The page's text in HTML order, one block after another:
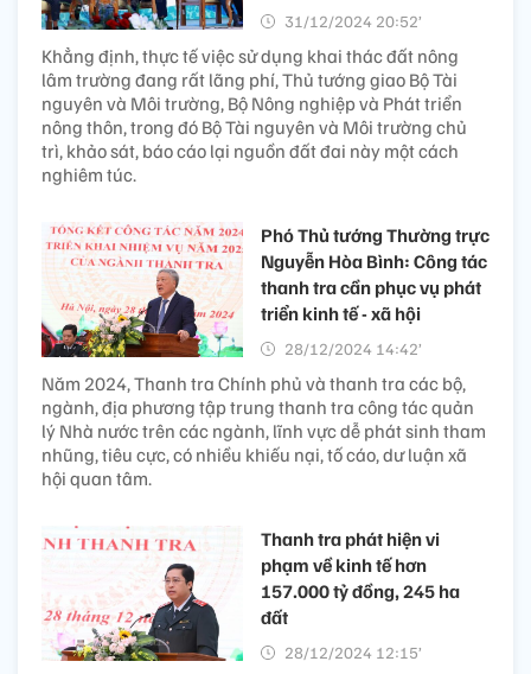
31/12/2024 20:52’
Khẳng định, thực tế việc sử dụng khai thác đất nông
lâm trường đang rất lãng phí, Thủ tướng giao Bộ Tài
nguyên và Môi trường, Bộ Nông nghiệp và Phát triển
nông thôn, trong đó Bộ Tài nguyên và Môi trường chủ
trì, khảo sát, báo cáo lại nguồn đất đai này một cách
nghiêm túc.
Phó Thủ tướng Thường trực
Nguyễn Hòa Bình: Công tác
thanh tra cần phục vụ phát
triển kinh tế - xã hội
28/12/2024 14:42’
Năm 2024, Thanh tra Chính phủ và thanh tra các bộ,
ngành, địa phương tập trung thanh tra công tác quản
lý Nhà nước trên các ngành, lĩnh vực dễ phát sinh tham
nhũng, tiêu cực, có nhiều khiếu nại, tố cáo, dư luận xã
hội quan tâm.
Thanh tra phát hiện vi
phạm về kinh tế hơn
157.000 tỷ đồng, 245 ha
đất
28/12/2024 12:15’